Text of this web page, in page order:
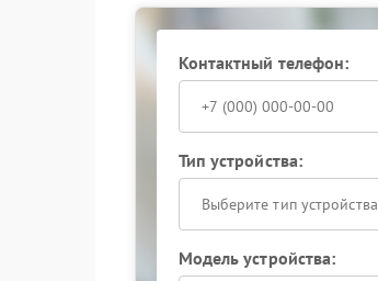
Контактный телефон:
Тип устройства:
Выберите тип устройства
Модель устройства: